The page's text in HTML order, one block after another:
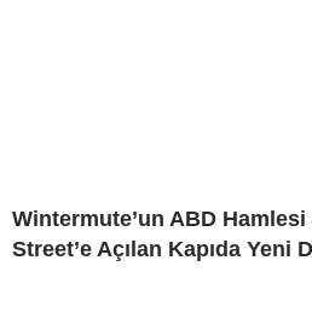
Wintermute’un ABD Hamlesi
Street’e Açılan Kapıda Yeni